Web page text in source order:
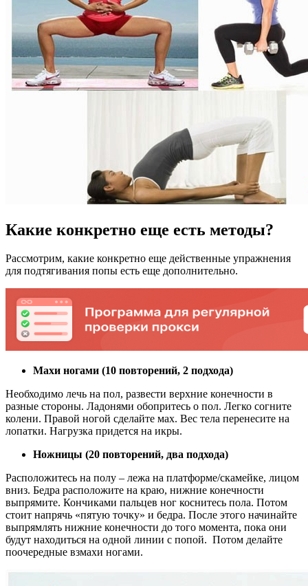
Какие конкретно еще есть методы?
Рассмотрим, какие конкретно еще действенные упражнения
для подтягивания попы есть еще дополнительно.
Махи ногами (10 повторений, 2 подхода)
Необходимо лечь на пол, развести верхние конечности в
разные стороны. Ладонями обопритесь о пол. Легко согните
колени. Правой ногой сделайте мах. Вес тела перенесите на
лопатки. Нагрузка придется на икры.
Ножницы (20 повторений, два подхода)
Расположитесь на полу – лежа на платформе/скамейке, лицом
вниз. Бедра расположите на краю, нижние конечности
выпрямите. Кончиками пальцев ног коснитесь пола. Потом
стоит напрячь «пятую точку» и бедра. После этого начинайте
выпрямлять нижние конечности до того момента, пока они
будут находиться на одной линии с попой. Потом делайте
поочередные взмахи ногами.